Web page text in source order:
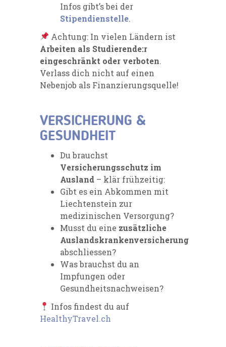
Infos gibt’s bei der
Stipendienstelle.
Achtung: In vielen Ländern ist
Arbeiten als Studierende:r
eingeschränkt oder verboten.
Verlass dich nicht auf einen
Nebenjob als Finanzierungsquelle!
VERSICHERUNG &
GESUNDHEIT
Du brauchst
Versicherungsschutz im
Ausland – klär frühzeitig:
Gibt es ein Abkommen mit
Liechtenstein zur
medizinischen Versorgung?
Musst du eine zusätzliche
Auslandskrankenversicherung
abschliessen?
Was brauchst du an
Impfungen oder
Gesundheitsnachweisen?
Infos findest du auf
HealthyTravel.ch